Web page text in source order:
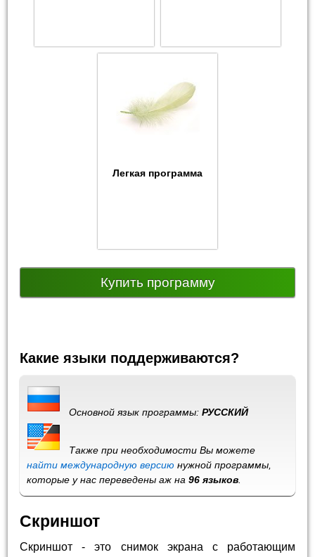
Легкая программа
Купить программу
Какие языки поддерживаются?
Основной язык программы:РУССКИЙ
Также при необходимости Вы можете
найти международную версию нужной программы,
которые у нас переведены аж на96 языков
Скриншот
Скриншот - это снимок экрана с работающим